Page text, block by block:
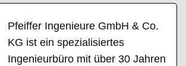
Pfeiffer Ingenieure GmbH & Co.
KG ist ein spezialisiertes
Ingenieurbüro mit über 30 Jahren